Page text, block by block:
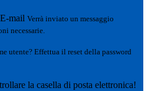
E-mail Verrà inviato un messaggio
necessarie.
utente? Effettua il reset della password
la casella di posta elettronica!